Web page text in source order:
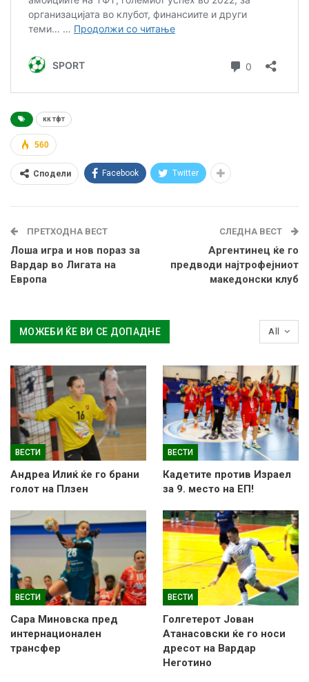
кк тфт
560
Сподели Facebook Twitter
ПРЕТХОДНА ВЕСТ
Лоша игра и нов пораз за
Вардар во Лигата на
Европа
СЛЕДНА ВЕСТ
Аргентинец ќе го
предводи најтрофејниот
македонски клуб
All
МОЖЕБИ ЌЕ ВИ СЕ ДОПАДНЕ
ВЕСТИ
Андреа Илиќ ќе го брани
голот на Плзен
ВЕСТИ
Кадетите против Израел
за 9. место на ЕП!
ВЕСТИ
Сара Миновска пред
интернационален
трансфер
ВЕСТИ
Голгетерот Јован
Атанасовски ќе го носи
дресот на Вардар
Неготино